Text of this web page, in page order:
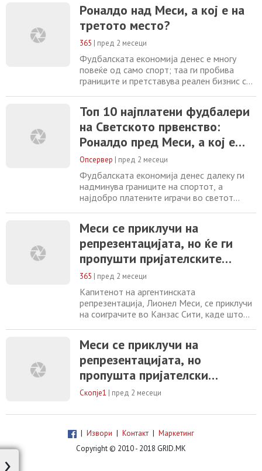
носат нестварни приходи. Листата на
десетте најплатени играчи покажува колку
високопрофитна станала глобалната
фудбалска индустрија. На листата на
десетте највредни играчи
Роналдо над Меси, а кој е на
третото место?
365 | пред 2 месеци
Фудбалската економија денес е многу
повеќе од само спорт; таа ги пробива
границите и претставува реален бизнис со
бонуси и глобални маркетинг стратегии,
што создава нестварни заработки.
Листата на десетте најплатени играчи
јасно покажува колку профитабилна е
глобалната фудбалска
Топ 10 најплатени фудбалери
на Светското првенство:
Роналдо пред Меси, а кој е
трет?
Опсервер | пред 2 месеци
Фудбалската економија денес далеку ги
надминува границите на спортот, а
најдобро платените играчи во светот
носат нестварни приходи. Листата на
десетте најплатени играчи покажува колку
високопрофитна станала глобалната
фудбалска индустрија. На листата на
десетте највредни играчи
Меси се приклучи на
репрезентацијата, но ќе ги
пропушти пријателските
натпревари.
365 | пред 2 месеци
Капитенот на аргентинската
репрезентација, Лионел Меси, се приклучи
на соиграчите во Канзас Сити, каде што
првенство. Ова значајно настана ќе се
одржи од 11 јуни до 19 јули во САД,
Канада и Мексико. Аргентинските
репрезентативци веќе се во САД, а
денеска во базата на тимот
Меси се приклучи на
репрезентацијата, но
пропушта пријателски
натпревари
Скопје1 | пред 2 месеци
| Извори | Контакт | Маркетинг
Copyright © 2010 - 2018 GRID.MK
›